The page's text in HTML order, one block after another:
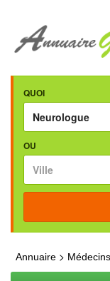
QUOI
OU
Annuaire > Médecins